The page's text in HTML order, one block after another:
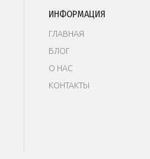
ИНФОРМАЦИЯ
ГЛАВНАЯ
БЛОГ
О НАС
КОНТАКТЫ